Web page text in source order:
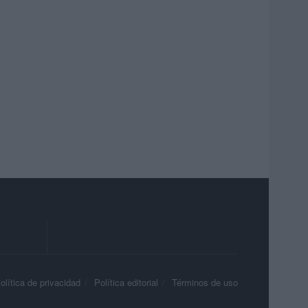
de privacidad Política editorial Términos de uso